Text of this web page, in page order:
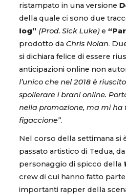
ristampato in una versione
della quale ci sono due
Iog” (Prod. Sick Luke) e
prodotto da Chris Nolan.
si dichiara felice di essere
anticipazioni online non
l’unico che nel 2018 è
spoilerare i brani online.
nella promozione, ma mi ha
figaccione”.
Nel corso della settimana si
passato artistico di Tedua,
personaggio di spicco della
crew di cui hanno fatto
importanti rapper della